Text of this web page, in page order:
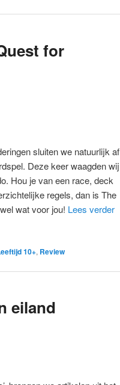
for
sluiten we natuurlijk af
Deze keer waagden wij
Hou je van een race, deck
regels, dan is The
wat voor jou! Lees verder
10+, Review
eiland